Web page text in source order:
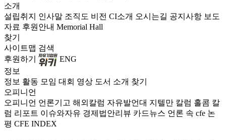
소개
설립취지 인사말 조직도 비전 CI소개 오시는길 공지사항 보도
자료 후원안내 Memorial Hall
찾기
사이트맵 검색
후원하기
ENG
정보
정보 활동 모임 대회 영상 도서 소개 찾기
오피니언
오피니언 언론기고 해외칼럼 자유발언대 지텔만 칼럼 홀콤 칼
럼 리포트 이슈와자유 경제법안리뷰 카드뉴스 언론 속 cfe 논
평 CFE INDEX